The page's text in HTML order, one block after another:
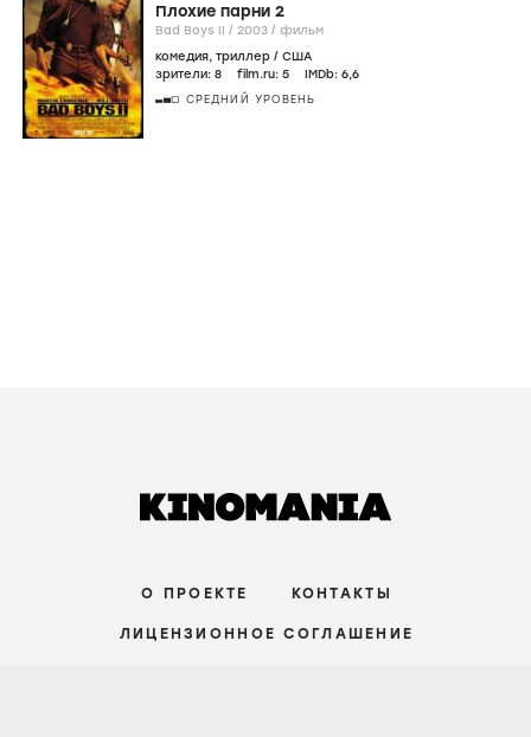
Плохие парни 2
Bad Boys II / 2003 / фильм
комедия, триллер / США
зрители: 8 film.ru: 5 IMDb: 6,6
СРЕДНИЙ УРОВЕНЬ
О ПРОЕКТЕ КОНТАКТЫ
ЛИЦЕНЗИОННОЕ СОГЛАШЕНИЕ